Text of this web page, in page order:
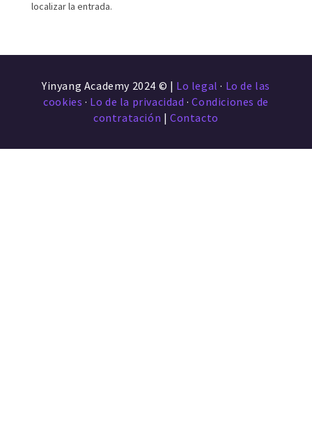
localizar la entrada.
Yinyang Academy 2024 © | Lo legal · Lo de las
cookies · Lo de la privacidad ·Condiciones de
contratación |Contacto